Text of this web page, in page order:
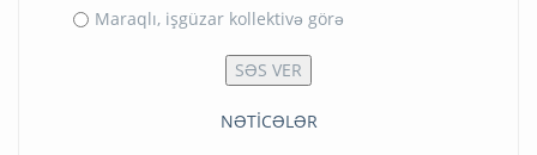
Maraqlı, işgüzar kollektivə görə
NƏTİCƏLƏR